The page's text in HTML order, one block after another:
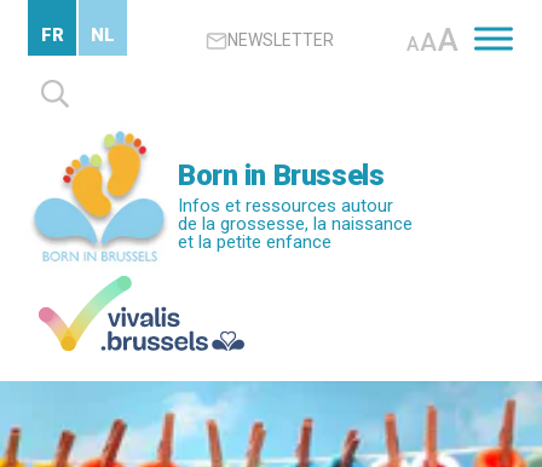
contenu
principal
NEWSLETTER AAA
Rechercher :
FR NL
Born in Brussels
Infos et ressources autour
de la grossesse, la naissance
et la petite enfance